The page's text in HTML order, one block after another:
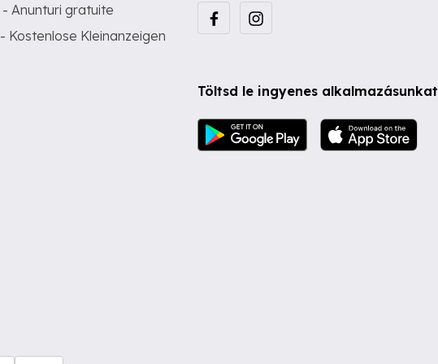
- Anunturi gratuite
- Kostenlose Kleinanzeigen
Töltsd le ingyenes alkalmazásunkat